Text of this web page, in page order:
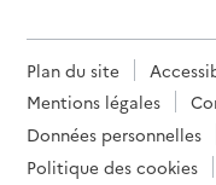
Plan du site
Mentions légales
Données personnelles
Politique des cookies